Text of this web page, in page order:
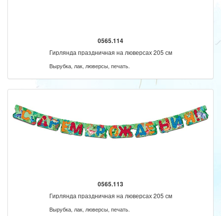
0565.114
Гирлянда праздничная на люверсах 205 см
Вырубка, лак, люверсы, печать.
0565.113
Гирлянда праздничная на люверсах 205 см
Вырубка, лак, люверсы, печать.